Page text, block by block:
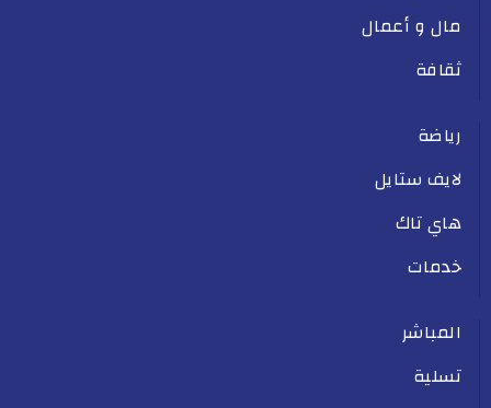
مال و أعمال
ثقافة
رياضة
لايف ستايل
هاي تاك
خدمات
المباشر
تسلية